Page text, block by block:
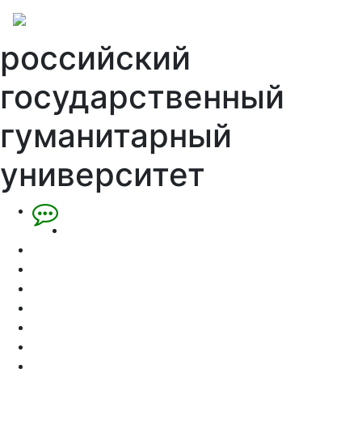
российский
государственный
гуманитарный
университет